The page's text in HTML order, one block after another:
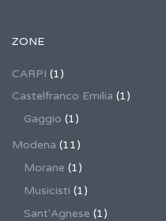
ZONE
CARPI (1)
Castelfranco Emilia (1)
Gaggio (1)
Modena (11)
Morane (1)
Musicisti (1)
Sant'Agnese (1)